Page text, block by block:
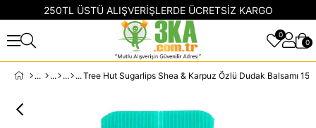
250TL ÜSTÜ ALIŞVERİŞLERDE ÜCRETSİZ KARGO
0
0
Tree Hut Sugarlips Shea & Karpuz Özlü Dudak Balsamı